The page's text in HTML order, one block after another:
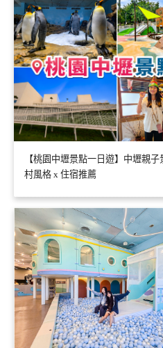
【桃園中壢景點一日遊】中壢親
村風格 x 住宿推薦